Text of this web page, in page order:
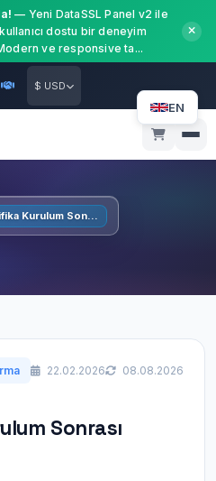
— Yeni DataSSL Panel v2 ile
dostu bir deneyim
ve responsive ta...
$ USD
EN
SSL Sertifika Kurulum Sonrası Kontrol Listesi
22.02.2026
08.08.2026
Sonrası